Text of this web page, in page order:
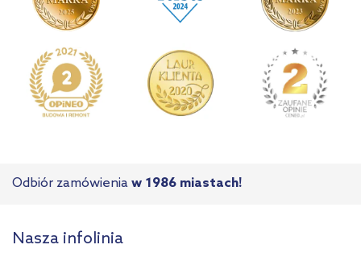
Odbiór zamówienia w 1986 miastach!
Nasza infolinia